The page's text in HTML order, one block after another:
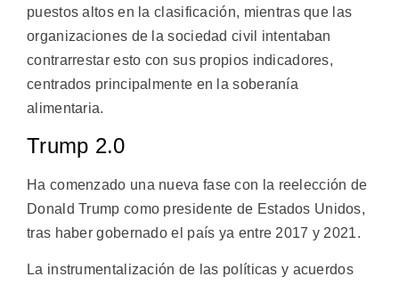
puestos altos en la clasificación, mientras que las
organizaciones de la sociedad civil intentaban
contrarrestar esto con sus propios indicadores,
centrados principalmente en la soberanía
alimentaria.
Trump 2.0
Ha comenzado una nueva fase con la reelección de
Donald Trump como presidente de Estados Unidos,
tras haber gobernado el país ya entre 2017 y 2021.
La instrumentalización de las políticas y acuerdos